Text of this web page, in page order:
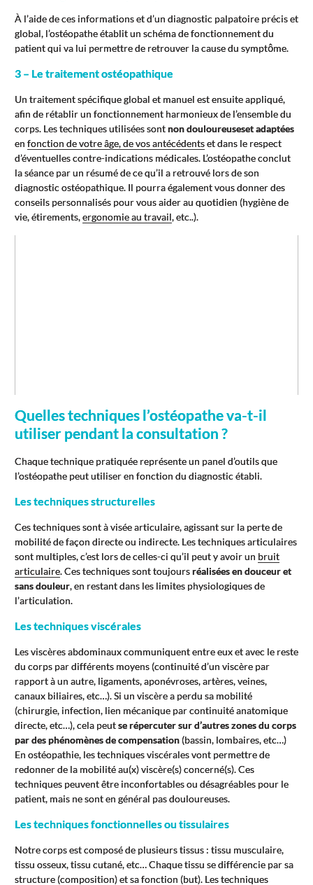
À l’aide de ces informations et d’un diagnostic palpatoire précis et
global, l’ostéopathe établit un schéma de fonctionnement du
patient qui va lui permettre de retrouver la cause du symptôme.
3 – Le traitement ostéopathique
Un traitement spécifique global et manuel est ensuite appliqué,
afin de rétablir un fonctionnement harmonieux de l’ensemble du
corps. Les techniques utilisées sontnon douloureuseset adaptées
en fonction de votre âge, de vos antécédentset dans le respect
d’éventuelles contre-indications médicales. L’ostéopathe conclut
la séance par un résumé de ce qu’il a retrouvé lors de son
diagnostic ostéopathique. Il pourra également vous donner des
conseils personnalisés pour vous aider au quotidien (hygiène de
vie, étirements,ergonomie au travail, etc..).
Quelles techniques l’ostéopathe va-t-il
utiliser pendant la consultation ?
Chaque technique pratiquée représente un panel d’outils que
l’ostéopathe peut utiliser en fonction du diagnostic établi.
Les techniques structurelles
Ces techniques sont à visée articulaire, agissant sur la perte de
mobilité de façon directe ou indirecte. Les techniques articulaires
sont multiples, c’est lors de celles-ci qu’il peut y avoir un bruit
articulaire. Ces techniques sont toujoursréalisées en douceur et
sans douleur, en restant dans les limites physiologiques de
l’articulation.
Les techniques viscérales
Les viscères abdominaux communiquent entre eux et avec le reste
du corps par différents moyens (continuité d’un viscère par
rapport à un autre, ligaments, aponévroses, artères, veines,
canaux biliaires, etc…). Si un viscère a perdu sa mobilité
(chirurgie, infection, lien mécanique par continuité anatomique
directe, etc…), cela peutse répercuter sur d’autres zones du corps
par des phénomènes de compensation (bassin, lombaires, etc…)
En ostéopathie, les techniques viscérales vont permettre de
redonner de la mobilité au(x) viscère(s) concerné(s). Ces
techniques peuvent être inconfortables ou désagréables pour le
patient, mais ne sont en général pas douloureuses.
Les techniques fonctionnelles ou tissulaires
Notre corps est composé de plusieurs tissus : tissu musculaire,
tissu osseux, tissu cutané, etc… Chaque tissu se différencie par sa
structure (composition) et sa fonction (but). Les techniques